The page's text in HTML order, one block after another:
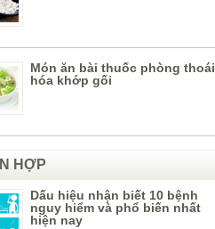
Món ăn bài thuốc phòng thoái
hóa khớp gối
HỢP
Dấu hiệu nhận biết 10 bệnh
nguy hiểm và phổ biến nhất
hiện nay